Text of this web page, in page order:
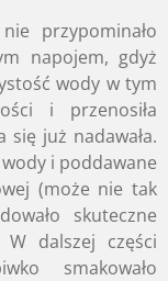
przypominało
napojem, gdyż
wody w tym
i przenosiła
już nadawała.
i poddawane
(może nie tak
skuteczne
dalszej części
smakowało